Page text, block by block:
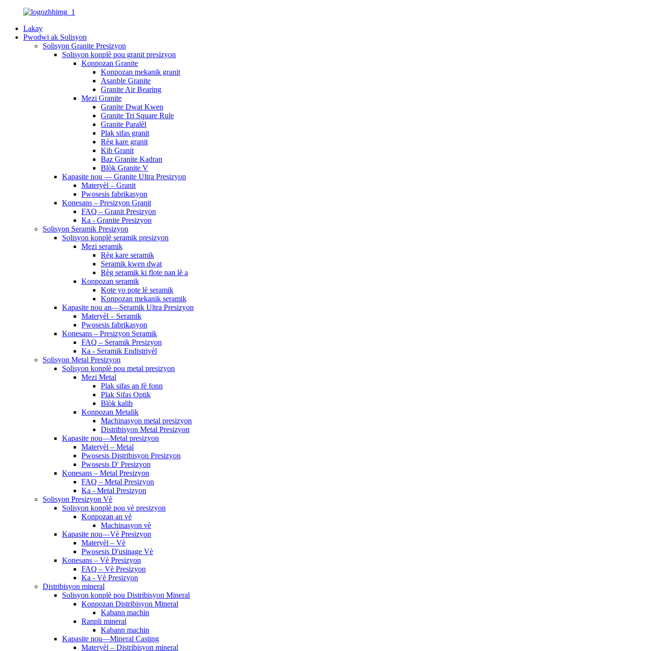
Lakay
Pwodwi ak Solisyon
Solisyon Granite Presizyon
Solisyon konplè pou granit presizyon
Konpozan Granite
Konpozan mekanik granit
Asanble Granite
Granite Air Bearing
Mezi Granite
Granite Dwat Kwen
Granite Tri Square Rule
Granite Paralèl
Plak sifas granit
Règ kare granit
Kib Granit
Baz Granite Kadran
Blòk Granite V
Kapasite nou — Granite Ultra Presizyon
Materyèl – Granit
Pwosesis fabrikasyon
Konesans – Presizyon Granit
FAQ – Granit Presizyon
Ka - Granite Presizyon
Solisyon Seramik Presizyon
Solisyon konplè seramik presizyon
Mezi seramik
Règ kare seramik
Seramik kwen dwat
Règ seramik ki flote nan lè a
Konpozan seramik
Kote yo pote lè seramik
Konpozan mekanik seramik
Kapasite nou an—Seramik Ultra Presizyon
Materyèl – Seramik
Pwosesis fabrikasyon
Konesans – Presizyon Seramik
FAQ – Seramik Presizyon
Ka - Seramik Endistriyèl
Solisyon Metal Presizyon
Solisyon konplè pou metal presizyon
Mezi Metal
Plak sifas an fè fonn
Plak Sifas Optik
Blòk kalib
Konpozan Metalik
Machinasyon metal presizyon
Distribisyon Metal Presizyon
Kapasite nou—Metal presizyon
Materyèl – Metal
Pwosesis Distribisyon Presizyon
Pwosesis D' Presizyon
Konesans – Metal Presizyon
FAQ – Metal Presizyon
Ka - Metal Presizyon
Solisyon Presizyon Vè
Solisyon konplè pou vè presizyon
Konpozan an vè
Machinasyon vè
Kapasite nou—Vè Presizyon
Materyèl – Vè
Pwosesis D'usinage Vè
Konesans – Vè Presizyon
FAQ – Vè Presizyon
Ka - Vè Presizyon
Distribisyon mineral
Solisyon konplè pou Distribisyon Mineral
Konpozan Distribisyon Mineral
Kabann machin
Ranpli mineral
Kabann machin
Kapasite nou—Mineral Casting
Materyèl – Distribisyon mineral